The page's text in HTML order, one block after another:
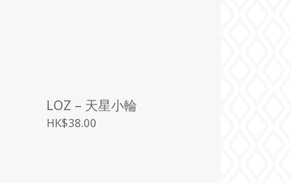
LOZ – 天星小輪
HK$38.00